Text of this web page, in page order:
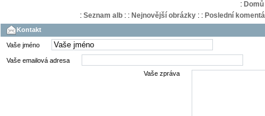
: Domů
: Seznam alb: : Nejnovější obrázky: : Poslední
Kontakt
Vaše jméno
Vaše emailová adresa
Vaše zpráva